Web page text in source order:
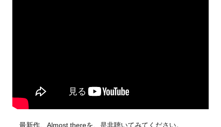
最新作、Almost thereを、是非聴いてみてください。